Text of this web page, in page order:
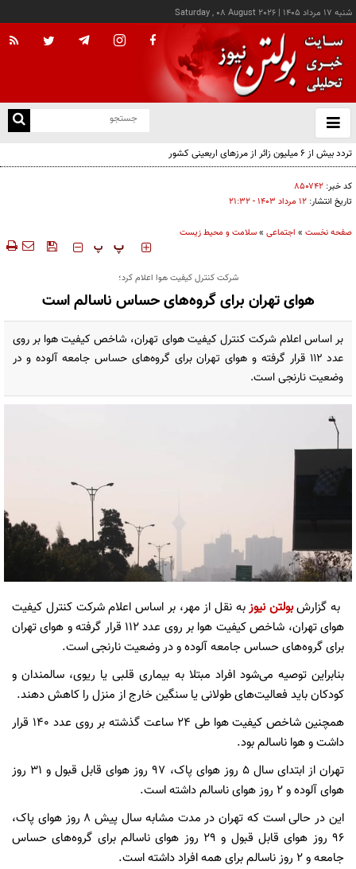
شنبه ۱۷ مرداد ۱۴۰۵ |
Saturday , 08 August 2026
باز
و
تردد بیش از ۶ میلیون زائر از مرزهای اربعینی کشور
کد خبر: ۸۵۰۷۴۲
تاریخ انتشار: ۱۲ مرداد ۱۴۰۳ - ۲۱:۳۲
صفحه نخست » اجتماعی »سلامت و محیط زیست
‍‍‍ پ پ
شرکت کنترل کیفیت هوا اعلام کرد؛
هوای تهران برای گروه‌های حساس ناسالم است
بر اساس اعلام شرکت کنترل کیفیت هوای تهران، شاخص کیفیت هوا بر روی
عدد ۱۱۲ قرار گرفته و هوای تهران برای گروه‌های حساس جامعه آلوده و در
وضعیت نارنجی است.
به گزارشبولتن نیوزبه نقل از مهر، بر اساس اعلام شرکت کنترل کیفیت
هوای تهران، شاخص کیفیت هوا بر روی عدد ۱۱۲ قرار گرفته و هوای تهران
برای گروه‌های حساس جامعه آلوده و در وضعیت نارنجی است.
بنابراین توصیه می‌شود افراد مبتلا به بیماری قلبی یا ریوی، سالمندان و
کودکان باید فعالیت‌های طولانی یا سنگین خارج از منزل را کاهش دهند.
همچنین شاخص کیفیت هوا طی ۲۴ ساعت گذشته بر روی عدد ۱۴۰ قرار
داشت و هوا ناسالم بود.
تهران از ابتدای سال ۵ روز هوای پاک، ۹۷ روز هوای قابل قبول و ۳۱ روز
هوای آلوده و ۲ روز هوای ناسالم داشته است.
این در حالی است که تهران در مدت مشابه سال پیش ۸ روز هوای پاک،
۹۶ روز هوای قابل قبول و ۲۹ روز هوای ناسالم برای گروه‌های حساس
جامعه و ۲ روز ناسالم برای همه افراد داشته است.